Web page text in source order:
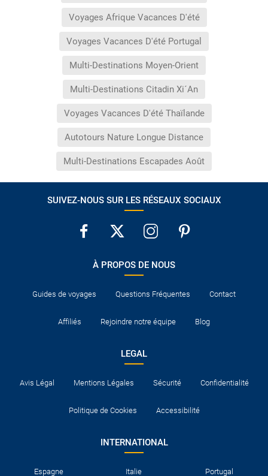
Voyages Afrique Vacances D'été
Voyages Vacances D'été Portugal
Multi-Destinations Moyen-Orient
Multi-Destinations Citadin Xi´An
Voyages Vacances D'été Thaïlande
Autotours Nature Longue Distance
Multi-Destinations Escapades Août
SUIVEZ-NOUS SUR LES RÉSEAUX SOCIAUX
À PROPOS DE NOUS
Guides de voyages Questions Fréquentes Contact
Affiliés Rejoindre notre équipe Blog
LEGAL
Avis Légal Mentions Légales Sécurité Confidentialité
Politique de Cookies Accessibilité
INTERNATIONAL
Espagne Italie Portugal